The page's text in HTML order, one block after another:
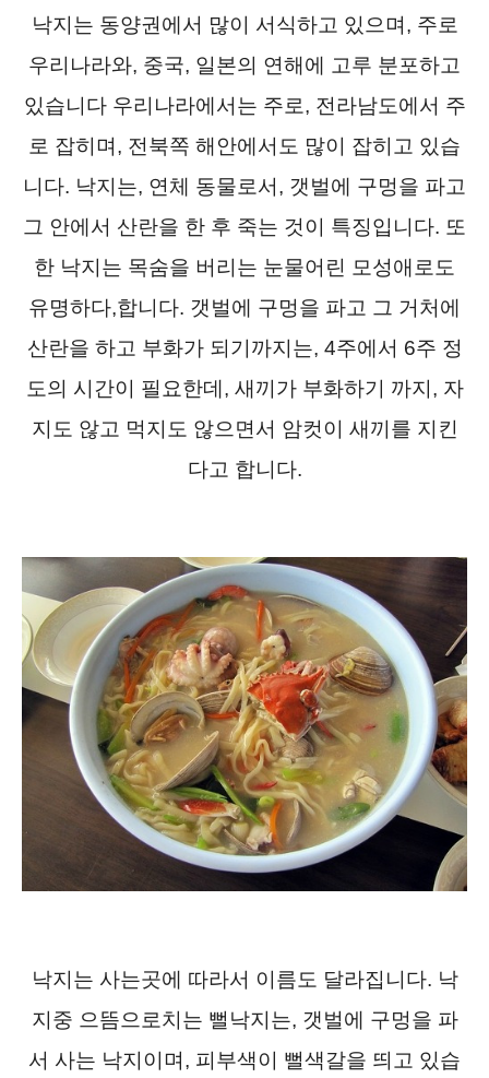
낙지는 동양권에서 많이 서식하고 있으며, 주로
우리나라와, 중국, 일본의 연해에 고루 분포하고
있습니다 우리나라에서는 주로, 전라남도에서 주
로 잡히며, 전북쪽 해안에서도 많이 잡히고 있습
니다. 낙지는, 연체 동물로서, 갯벌에 구멍을 파고
그 안에서 산란을 한 후 죽는 것이 특징입니다. 또
한 낙지는 목숨을 버리는 눈물어린 모성애로도
유명하다,합니다. 갯벌에 구멍을 파고 그 거처에
산란을 하고 부화가 되기까지는, 4주에서 6주 정
도의 시간이 필요한데, 새끼가 부화하기 까지, 자
지도 않고 먹지도 않으면서 암컷이 새끼를 지킨
다고 합니다.
낙지는 사는곳에 따라서 이름도 달라집니다. 낙
지중 으뜸으로치는 뻘낙지는, 갯벌에 구멍을 파
서 사는 낙지이며, 피부색이 뻘색갈을 띄고 있습